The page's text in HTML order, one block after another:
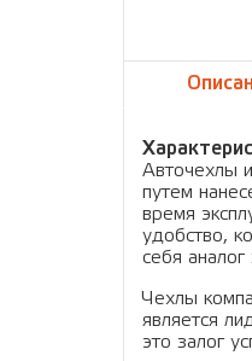
Авточехлы
путем
время
удобство,
себя
Чехлы
является
это залог